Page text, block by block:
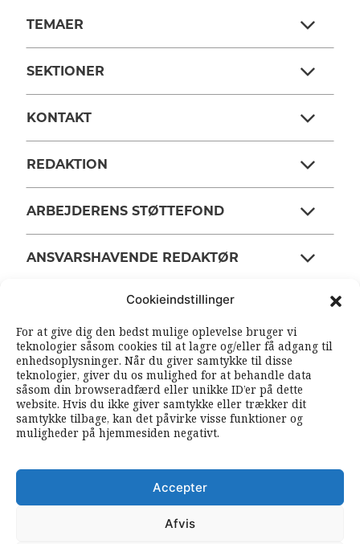
Cookieindstillinger
For at give dig den bedst mulige oplevelse bruger vi
teknologier såsom cookies til at lagre og/eller få adgang til
enhedsoplysninger. Når du giver samtykke til disse
teknologier, giver du os mulighed for at behandle data
såsom din browseradfærd eller unikke ID’er på dette
website. Hvis du ikke giver samtykke eller trækker dit
samtykke tilbage, kan det påvirke visse funktioner og
muligheder på hjemmesiden negativt.
Accepter
Afvis
TEMAER
SEKTIONER
KONTAKT
REDAKTION
ARBEJDERENS STØTTEFOND
ANSVARSHAVENDE REDAKTØR
SOUNDCLOUD RSS FEEDS
FØLG ARBEJDEREN